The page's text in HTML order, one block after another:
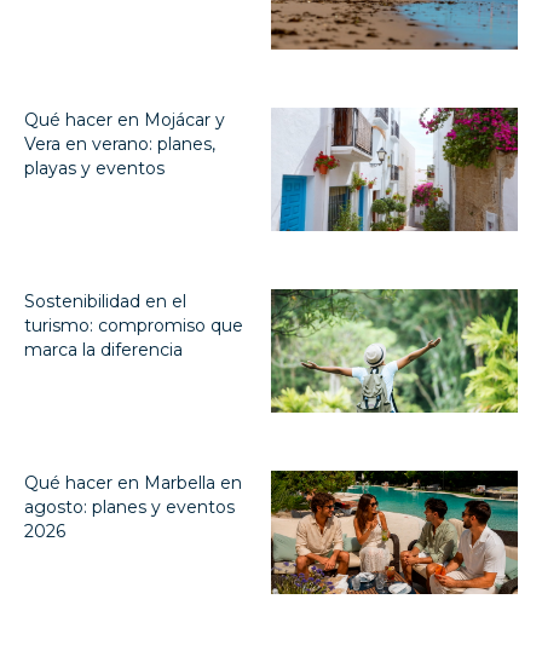
Qué hacer en Mojácar y
Vera en verano: planes,
playas y eventos
Sostenibilidad en el
turismo: compromiso que
marca la diferencia
Qué hacer en Marbella en
agosto: planes y eventos
2026